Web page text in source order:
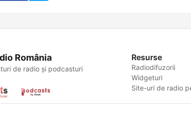
România
de radio și podcasturi
Resurse
Radiodifuzorii
Widgeturi
Site-uri de radio